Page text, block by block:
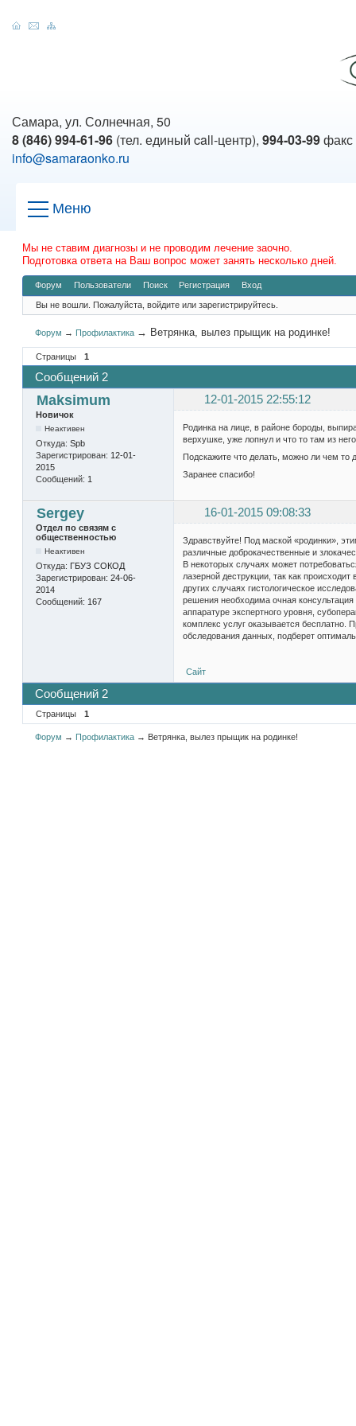
Самара, ул. Солнечная, 50
8 (846) 994-61-96 (тел. единый call-центр), 994-03-99факс
info@samaraonko.ru
Меню
Мы не ставим диагнозы и не проводим лечение заочно.
Подготовка ответа на Ваш вопрос может занять несколько дней.
Форум Пользователи Поиск Регистрация Вход
Вы не вошли. Пожалуйста, войдите или зарегистрируйтесь.
Форум → Профилактика → Ветрянка, вылез прыщик на родинке!
Страницы 1
Сообщений 2
Maksimum 12-01-2015 22:55:12
Новичок
Неактивен
Откуда: Spb
Зарегистрирован: 12-01-
2015
Сообщений: 1
Родинка на лице, в районе бороды,
верхушке, уже лопнул и что то там из
Подскажите что делать, можно ли чем
Заранее спасибо!
Sergey 16-01-2015 09:08:33
Отдел по связям с
общественностью
Неактивен
Откуда: ГБУЗ СОКОД
Зарегистрирован: 24-06-
2014
Сообщений: 167
Здравствуйте! Под маской «родинки»,
различные доброкачественные и
В некоторых случаях может
лазерной деструкции, так как
других случаях гистологическое
решения необходима очная
аппаратуре экспертного уровня,
комплекс услуг оказывается бесплатно.
обследования данных, подберет
Сайт
Сообщений 2
Страницы 1
Форум → Профилактика → Ветрянка, вылез прыщик на родинке!